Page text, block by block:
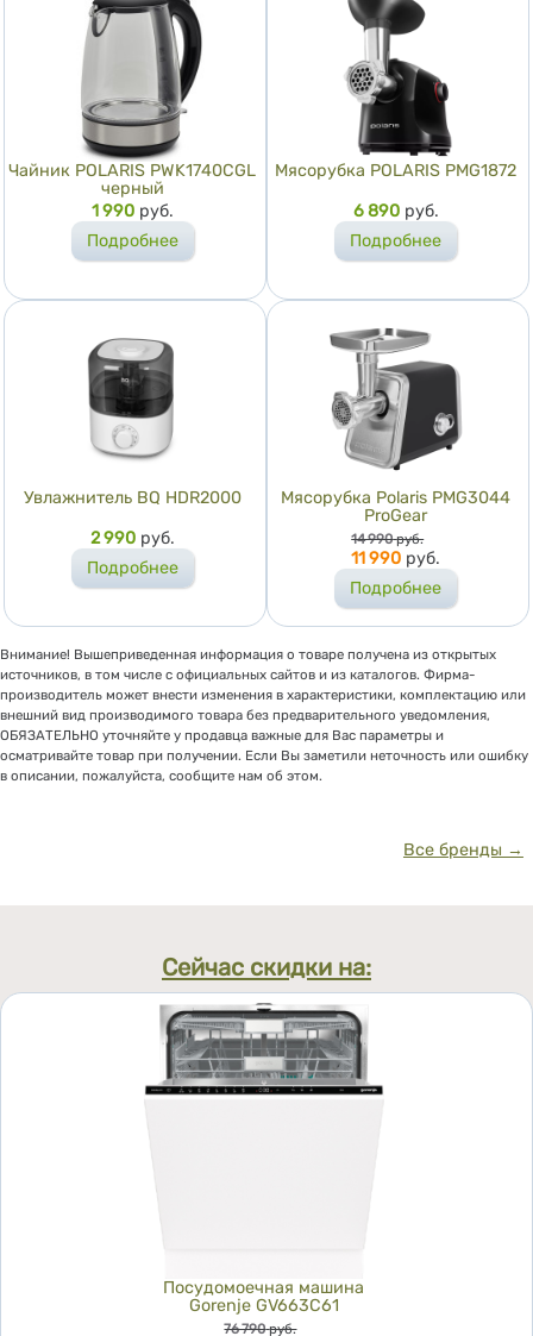
Чайник POLARIS PWK1740CGL
черный
Цена
1 990 руб.
Подробнее
Мясорубка POLARIS PMG1872
Цена
6 890 руб.
Подробнее
Увлажнитель BQ HDR2000
Цена
2 990 руб.
Подробнее
Мясорубка Polaris PMG3044
ProGear
Цена
14 990 руб.
11 990 руб.
Подробнее
Внимание! Вышеприведенная информация о товаре получена из открытых
источников, в том числе с официальных сайтов и из каталогов. Фирма-
производитель может внести изменения в характеристики, комплектацию или
внешний вид производимого товара без предварительного уведомления,
ОБЯЗАТЕЛЬНО уточняйте у продавца важные для Вас параметры и
осматривайте товар при получении. Если Вы заметили неточность или ошибку
в описании, пожалуйста, сообщите нам об этом.
Все бренды →
Сейчас скидки на:
Посудомоечная машина
Gorenje GV663C61
Цена
76 790 руб.